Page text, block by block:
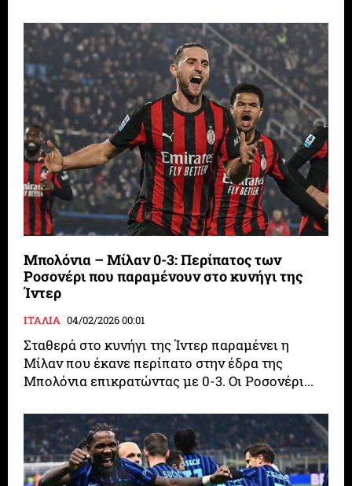
Μπολόνια – Μίλαν 0-3: Περίπατος των
Ροσονέρι που παραμένουν στο κυνήγι της
Ίντερ
ΙΤΑΛΙΑ 04/02/2026 00:01
Σταθερά στο κυνήγι της Ίντερ παραμένει η
Μίλαν που έκανε περίπατο στην έδρα της
Μπολόνια επικρατώντας με 0-3. Οι Ροσονέρι...